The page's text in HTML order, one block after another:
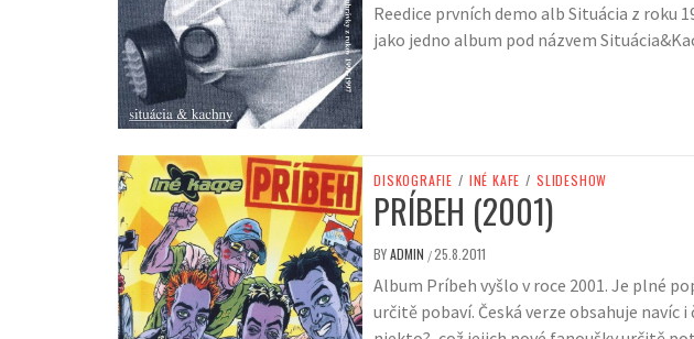
Reedice prvních demo alb Situácia z roku
jako jedno album pod názvem
DISKOGRAFIE / INÉ KAFE / SLIDESHOW
PRÍBEH (2001)
BYADMIN /25.8.2011
Album Príbeh vyšlo v roce 2001. Je plné
určitě pobaví. Česká verze obsahuje